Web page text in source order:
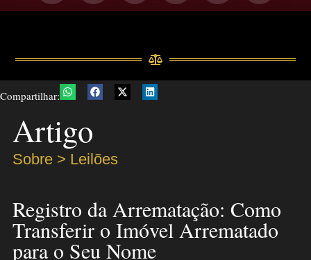
Compartilhar:
Artigo
Sobre > Leilões
Registro da Arrematação: Como
Transferir o Imóvel Arrematado
para o Seu Nome